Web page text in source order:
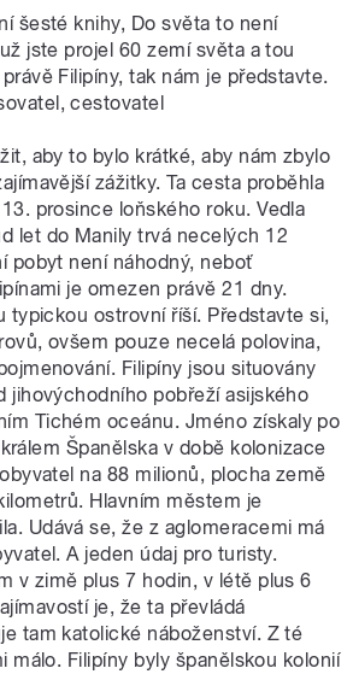
šesté knihy, Do světa to není
jste projel 60 zemí světa a tou
Filipíny, tak nám je představte.
cestovatel
aby to bylo krátké, aby nám zbylo
zážitky. Ta cesta proběhla
prosince loňského roku. Vedla
let do Manily trvá necelých 12
pobyt není náhodný, neboť
je omezen právě 21 dny.
typickou ostrovní říší. Představte si,
ovšem pouze necelá polovina,
Filipíny jsou situovány
jihovýchodního pobřeží asijského
Tichém oceánu. Jméno získaly po
Španělska v době kolonizace
na 88 milionů, plocha země
Hlavním městem je
Udává se, že z aglomeracemi má
A jeden údaj pro turisty.
v zimě plus 7 hodin, v létě plus 6
je, že ta převládá
tam katolické náboženství. Z té
málo. Filipíny byly španělskou kolonií